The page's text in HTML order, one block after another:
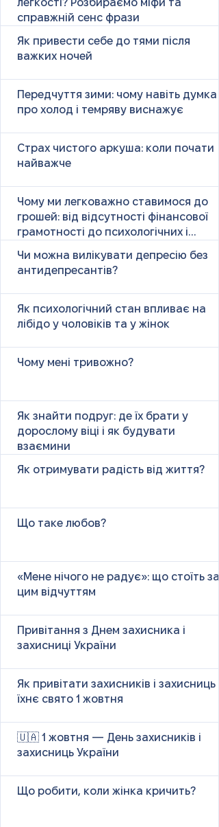
легкості? Розбираємо міфи та
справжній сенс фрази
Як привести себе до тями після
важких ночей
Передчуття зими: чому навіть думка
про холод і темряву виснажує
Страх чистого аркуша: коли почати
найважче
Чому ми легковажно ставимося до
грошей: від відсутності фінансової
грамотності до психологічних і
Чи можна вилікувати депресію без
антидепресантів?
Як психологічний стан впливає на
лібідо у чоловіків та у жінок
Чому мені тривожно?
Як знайти подруг: де їх брати у
дорослому віці і як будувати
взаємини
Як отримувати радість від життя?
Що таке любов?
«Мене нічого не радує»: що стоїть за
цим відчуттям
Привітання з Днем захисника і
захисниці України
Як привітати захисників і захисниць у
їхнє свято 1 жовтня
🇺🇦 1 жовтня — День захисників і
захисниць України
Що робити, коли жінка кричить?